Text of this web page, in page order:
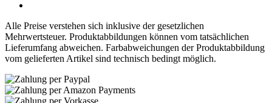
Alle Preise verstehen sich inklusive der gesetzlichen
Mehrwertsteuer. Produktabbildungen können vom tatsächlichen
Lieferumfang abweichen. Farbabweichungen der Produktabbildung
vom gelieferten Artikel sind technisch bedingt möglich.